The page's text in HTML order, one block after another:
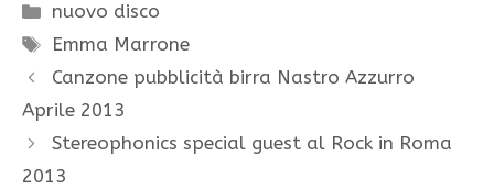
Categorie
nuovo disco
Tag
Emma Marrone
Canzone pubblicità birra Nastro Azzurro
Aprile 2013
Stereophonics special guest al Rock in Roma
2013